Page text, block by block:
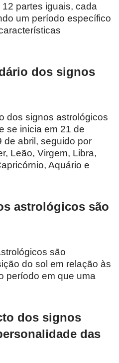
partes iguais, cada
um período específico
dos signos
dos signos astrológicos
se inicia em 21 de
de abril, seguido por
Leão, Virgem, Libra,
Aquário e
astrológicos são
são
do sol em relação às
período em que uma
dos signos
das